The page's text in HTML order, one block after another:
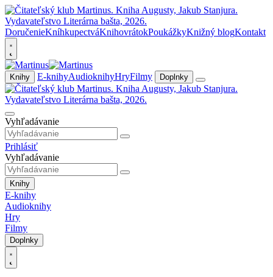
DoručenieKníhkupectváKnihovrátokPoukážkyKnižný blogKontakt
Knihy E-knihyAudioknihyHryFilmy Doplnky
Vyhľadávanie
Prihlásiť
Vyhľadávanie
Knihy
E-knihy
Audioknihy
Hry
Filmy
Doplnky